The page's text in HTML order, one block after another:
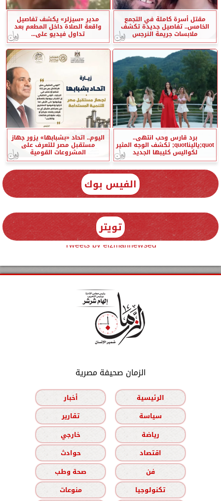
مقتل أسرة كاملة في التجمع
الخامس.. تفاصيل جديدة تكشف
ملابسات جريمة النرجس
مدير «سيزلر» يكشف تفاصيل
واقعة الصلاة داخل المطعم بعد
تداول فيديو على...
برد قارس وحب انتهى..
quot;ياليناquot; تكشف الوجه المثير
لكواليس كليبها الجديد
اليوم.. اتحاد «بشبابها» يزور جهاز
مستقبل مصر للتعرف على
المشروعات القومية
الفيس بوك
تويتر
Tweets by elzmannewseg
الزمان صحيفة مصرية
الرئيسية
أخبار
سياسة
تقارير
رياضة
خارجي
اقتصاد
حوادث
فن
صحة وطب
تكنولوجيا
منوعات